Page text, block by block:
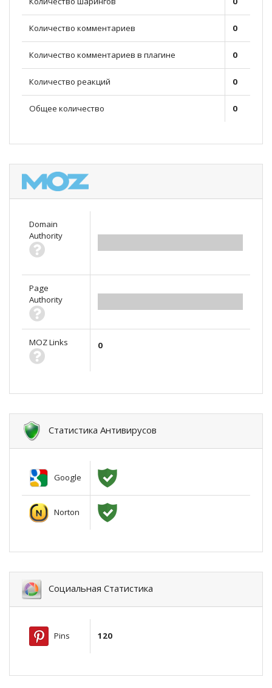
Количество комментариев 0
Количество комментариев в плагине 0
Количество реакций 0
Общее количество 0
Domain
Authority
Page
Authority
MOZ Links 0
Статистика Антивирусов
Google
Norton
Социальная Статистика
Pins 120